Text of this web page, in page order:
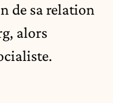
de sa relation
alors